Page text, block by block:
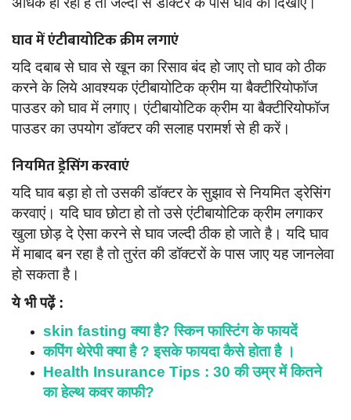
घाव में एंटीबायोटिक क्रीम लगाएं
यदि दबाब से घाव से खून का रिसाव बंद हो जाए तो घाव को ठीक
करने के लिये आवश्यक एंटीबायोटिक क्रीम या बैक्टीरियोफॉज
पाउडर को घाव में लगाए। एंटीबायोटिक क्रीम या बैक्टीरियोफॉज
पाउडर का उपयोग डॉक्टर की सलाह परामर्श से ही करें।
नियमित ड्रेसिंग करवाएं
यदि घाव बड़ा हो तो उसकी डॉक्टर के सुझाव से नियमित ड्रेसिंग
करवाएं। यदि घाव छोटा हो तो उसे एंटीबायोटिक क्रीम लगाकर
खुला छोड़ दे ऐसा करने से घाव जल्दी ठीक हो जाते है। यदि घाव
में माबाद बन रहा है तो तुरंत की डॉक्टरों के पास जाए यह जानलेवा
हो सकता है।
ये भी पढ़ें :
skin fasting क्या है? स्‍किन फास्टिंग के फायदें
कपिंग थेरेपी क्या है ? इसके फायदा कैसे होता है ।
Health Insurance Tips : 30 की उम्र में कितने
का हेल्थ कवर काफी?